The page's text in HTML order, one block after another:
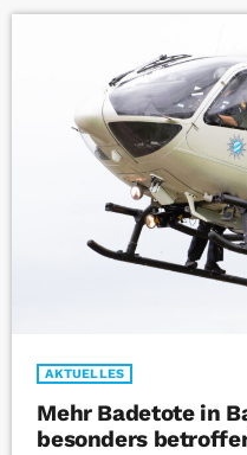
AKTUELLES
Mehr Badetote in
besonders